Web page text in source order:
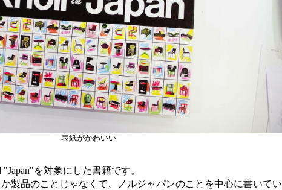
表紙がかわいい
を対象にした書籍です。
製品のことじゃなくて、ノルジャパンのことを中心に書いてい